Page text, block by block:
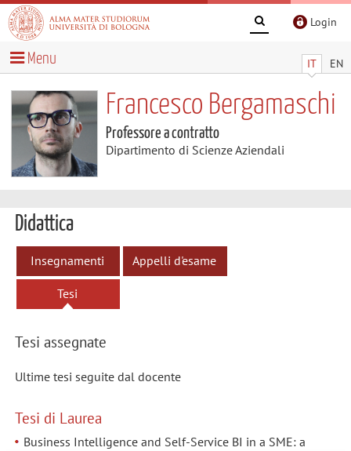
Login
IT EN
Menu
Francesco Bergamaschi
Professore a contratto
Dipartimento di Scienze Aziendali
Didattica
Insegnamenti Appelli d'esame
Tesi
Tesi assegnate
Ultime tesi seguite dal docente
Tesi di Laurea
Business Intelligence and Self-Service BI in a SME: a